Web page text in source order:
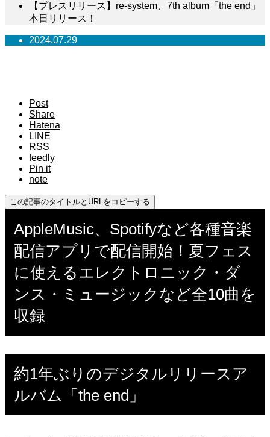
【プレスリリース】re-system、7th album「the end」
本日リリース！
2024.07.29
Post
Share
Hatena
LINE
RSS
feedly
Pin it
note
この記事のタイトルとURLをコピーする
AppleMusic、Spotifyなど各種音楽
配信アプリで配信開始！夏フェス
に使えるエレクトロニック・ダ
ンス・ミュージックなど全10曲を
収録
約1年ぶりのデジタルリリースア
ルバム「the end」